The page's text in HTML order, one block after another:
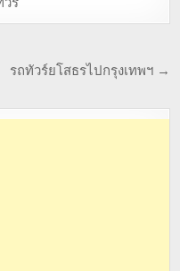
รถทัวร์ยโสธรไปกรุงเทพฯ →